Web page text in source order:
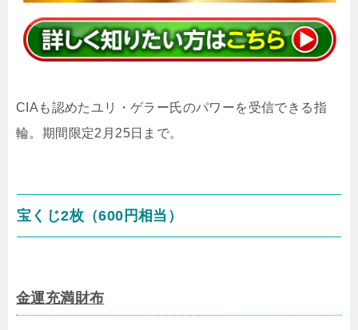
CIAも認めたユリ・ゲラー氏のパワーを受信できる指
輪。期間限定2月25日まで。
宝くじ2枚（600円相当）
金運充満財布